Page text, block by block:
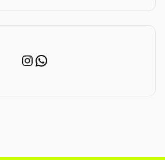
Instagram
WhatsApp